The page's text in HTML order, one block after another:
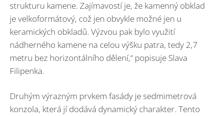
strukturu kamene. Zajímavostí je, že kamenný obklad
je velkoformátový, což jen obvykle možné jen u
keramických obkladů. Výzvou pak bylo využití
nádherného kamene na celou výšku patra, tedy 2,7
metru bez horizontálního dělení,“ popisuje Slava
Filipenka.
Druhým výrazným prvkem fasády je sedmimetrová
konzola, která jí dodává dynamický charakter. Tento